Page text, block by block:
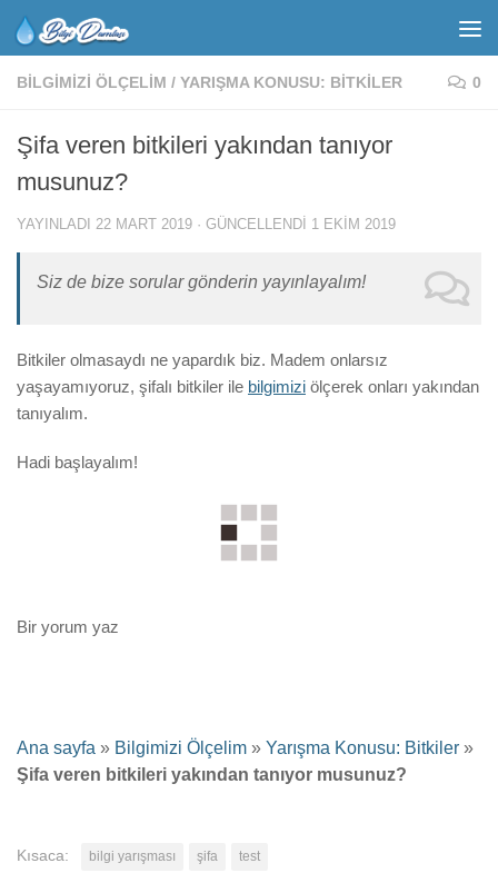
BILGIMIZI ÖLÇELIM / YARIŞMA KONUSU: BITKILER 0
Şifa veren bitkileri yakından tanıyor
musunuz?
YAYINLADI 22 MART 2019 · GÜNCELLENDI 1 EKIM 2019
Siz de bize sorular gönderin yayınlayalım!
Bitkiler olmasaydı ne yapardık biz. Madem onlarsız
yaşayamıyoruz, şifalı bitkiler ile bilgimizi ölçerek onları yakından
tanıyalım.
Hadi başlayalım!
Bir yorum yaz
Ana sayfa » Bilgimizi Ölçelim » Yarışma Konusu: Bitkiler »
Şifa veren bitkileri yakından tanıyor musunuz?
Kısaca: bilgi yarışması şifa test